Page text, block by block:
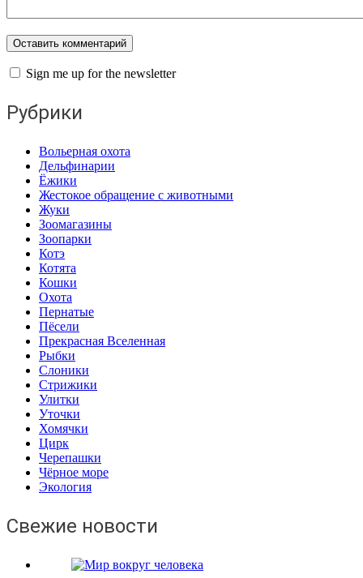
Sign me up for the newsletter
Рубрики
Вольерная охота
Дельфинарии
Ёжики
Жестокое обращение с животными
Жуки
Зоомагазины
Зоопарки
Котэ
Котята
Кошки
Охота
Пернатые
Пёсели
Прекрасная Вселенная
Рыбки
Слоники
Стрижики
Улитки
Уточки
Хомячки
Цирк
Черепашки
Чёрное море
Экология
Свежие новости